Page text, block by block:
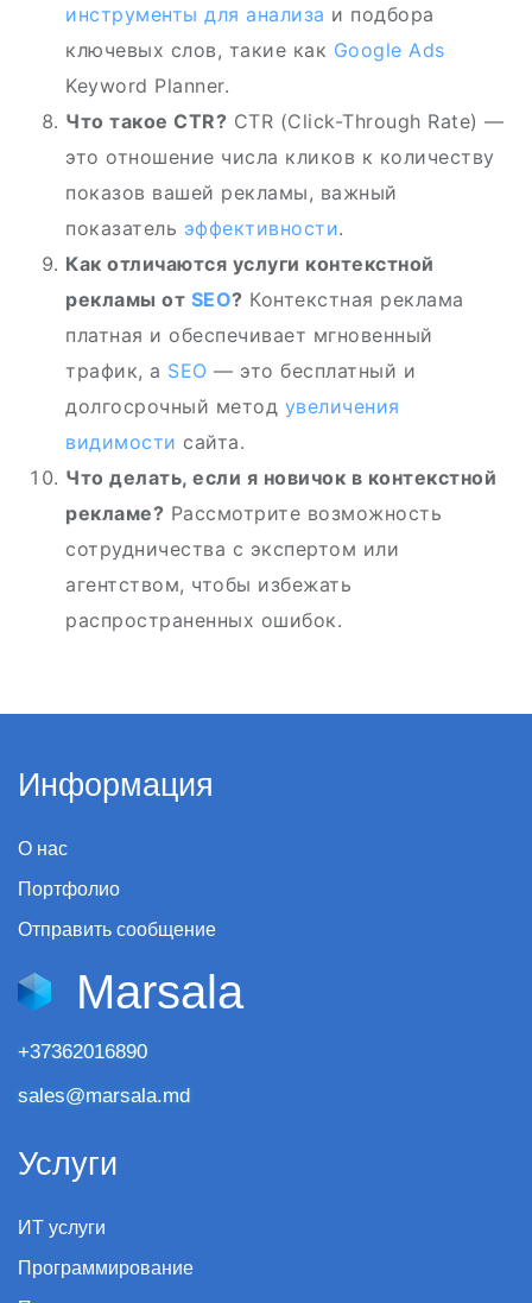
инструменты для анализа и подбора
ключевых слов, такие как Google Ads
Keyword Planner.
Что такое CTR? CTR (Click-Through Rate) —
это отношение числа кликов к количеству
показов вашей рекламы, важный
показатель эффективности.
Как отличаются услуги контекстной
рекламы от SEO? Контекстная реклама
платная и обеспечивает мгновенный
трафик, а SEO — это бесплатный и
долгосрочный метод увеличения
видимости сайта.
Что делать, если я новичок в контекстной
рекламе? Рассмотрите возможность
сотрудничества с экспертом или
агентством, чтобы избежать
распространенных ошибок.
Информация
О нас
Портфолио
Отправить сообщение
Marsala
+37362016890
sales@marsala.md
Услуги
ИТ услуги
Программирование